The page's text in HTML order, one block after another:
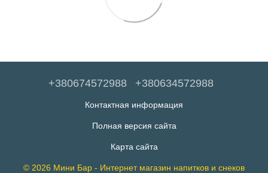
+380674572988 +380634572988
Контактная информация
Полная версия сайта
Карта сайта
© 2026 Мини Бар - Интернет магазин напитков и снеков